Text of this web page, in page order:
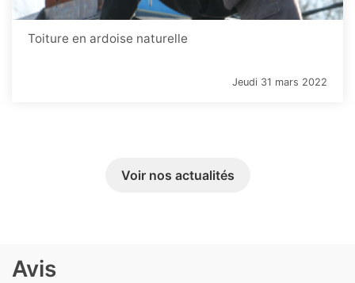
Toiture en ardoise naturelle
Jeudi 31 mars 2022
Voir nos actualités
Avis